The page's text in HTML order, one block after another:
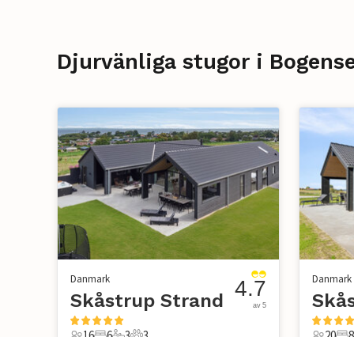
Djurvänliga stugor i
Danmark
Skåstrup Strand 4.7
av 5
Danmark